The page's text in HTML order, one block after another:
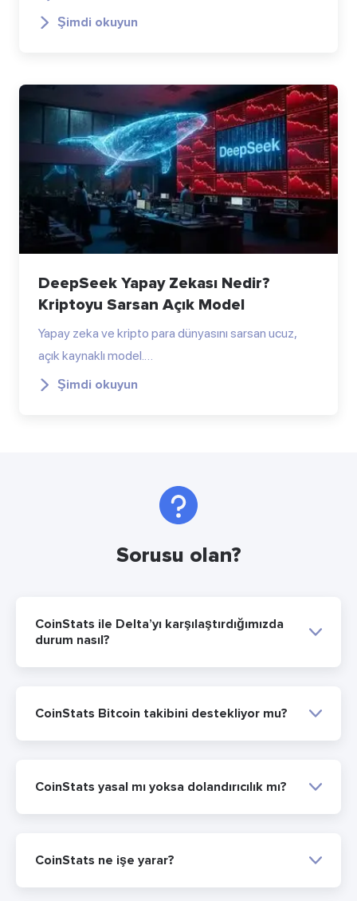
Şimdi okuyun
DeepSeek Yapay Zekası Nedir?
Kriptoyu Sarsan Açık Model
Yapay zeka ve kripto para dünyasını sarsan ucuz,
açık kaynaklı model.…
Şimdi okuyun
Sorusu olan?
CoinStats ile Delta’yı karşılaştırdığımızda
durum nasıl?
CoinStats Bitcoin takibini destekliyor mu?
CoinStats yasal mı yoksa dolandırıcılık mı?
CoinStats ne işe yarar?